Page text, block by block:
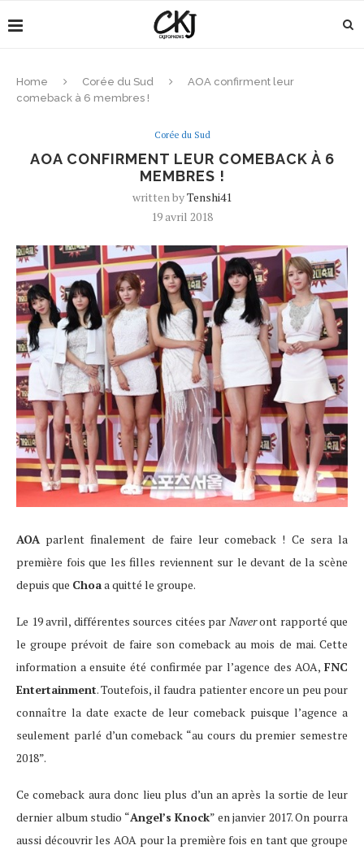
Home Corée du Sud
AOA confirment leur
comeback à 6 membres !
Corée du Sud
AOA CONFIRMENT LEUR COMEBACK À 6
MEMBRES !
written byTenshi41
19 avril 2018
AOAparlent finalement de faire leur comeback ! Ce sera la
première fois que les filles reviennent sur le devant de la scène
depuis que Choaa quitté le groupe.
Le 19 avril, différentes sources citées par Naveront rapporté que
le groupe prévoit de faire son comeback au mois de mai. Cette
information a ensuite été confirmée par l’agence des AOA, FNC
Entertainment. Toutefois, il faudra patienter encore un peu pour
connaître la date exacte de leur comeback puisque l’agence a
seulement parlé d’un comeback “au cours du premier semestre
2018”.
Ce comeback aura donc lieu plus d’un an après la sortie de leur
dernier album studio “Angel’s Knock” en janvier 2017. On pourra
aussi découvrir les AOA pour la première fois en tant que groupe